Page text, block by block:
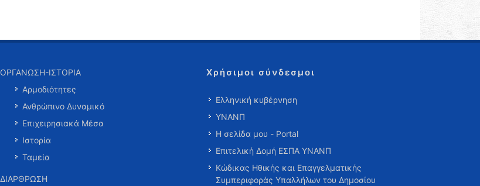
ΟΡΓΑΝΩΣΗ-ΙΣΤΟΡΙΑ
Αρμοδιότητες
Ανθρώπινο Δυναμικό
Επιχειρησιακά Μέσα
Ιστορία
Ταμεία
ΔΙΑΡΘΡΩΣΗ
Χρήσιμοι σύνδεσμοι
Ελληνική κυβέρνηση
ΥΝΑΝΠ
Η σελίδα μου - Portal
Επιτελική Δομή ΕΣΠΑ ΥΝΑΝΠ
Κώδικας Ηθικής και Επαγγελματικής
Συμπεριφοράς Υπαλλήλων του Δημοσίου